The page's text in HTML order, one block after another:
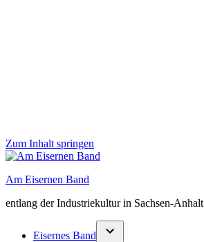
Zum Inhalt springen
Am Eisernen Band
entlang der Industriekultur in Sachsen-Anhalt
Eisernes Band